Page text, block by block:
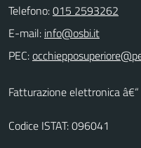
Telefono:015 2593262
E-mail:
PEC:
Fatturazione elettronica â€“
Codice ISTAT: 096041